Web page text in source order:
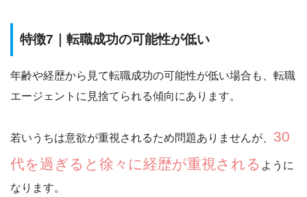
特徴7｜転職成功の可能性が低い
年齢や経歴から見て転職成功の可能性が低い場合 も、転職
エージェントに見捨てられる傾向にあります。
若いうちは意欲が重視されるため問題ありませんが、 30
代を過ぎると徐々に経歴が重視される ように
なります。